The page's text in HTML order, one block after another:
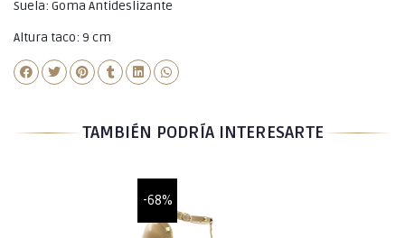
Suela: Goma Antideslizante
Altura taco: 9 cm
TAMBIÉN PODRÍA INTERESARTE
-68%